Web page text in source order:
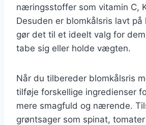
næringsstoffer som vitamin C,
Desuden er blomkålsris lavt på
gør det til et ideelt valg for
tabe sig eller holde vægten.
Når du tilbereder blomkålsris
tilføje forskellige ingredienser
mere smagfuld og nærende.
grøntsager som spinat,